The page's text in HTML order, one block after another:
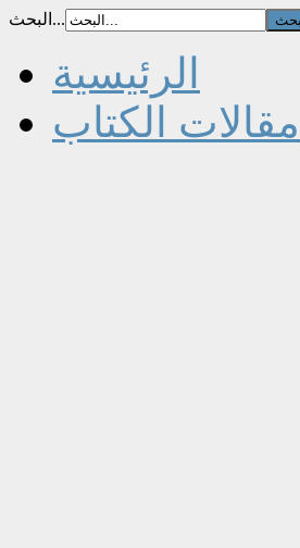
البحث...
الرئيسية
مقالات الكتاب